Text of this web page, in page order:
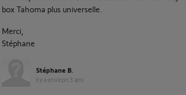
box Tahoma plus universelle.
Merci,
Stéphane
Stéphane B.
il y a environ 3 ans